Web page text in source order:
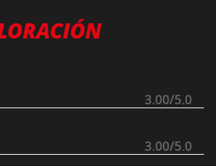
3.00/5.0
3.00/5.0